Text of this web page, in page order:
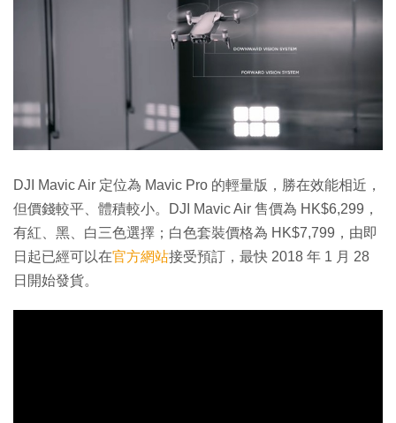
DJI Mavic Air 定位為 Mavic Pro 的輕量版，勝在效能相近，
但價錢較平、體積較小。DJI Mavic Air 售價為 HK$6,299，
有紅、黑、白三色選擇；白色套裝價格為 HK$7,799，由即
日起已經可以在官方網站接受預訂，最快 2018 年 1 月 28
日開始發貨。